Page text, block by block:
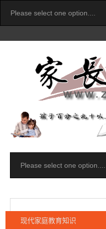
现代家庭教育知识